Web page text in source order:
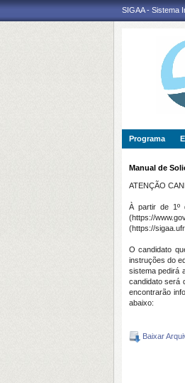
SIGAA - Sistema
Programa
Manual de
ATENÇÃO
À partir de 1º
(https://
(https://
O candidato
instruções do
sistema pedirá
candidato será
encontrarão
abaixo:
Baixar